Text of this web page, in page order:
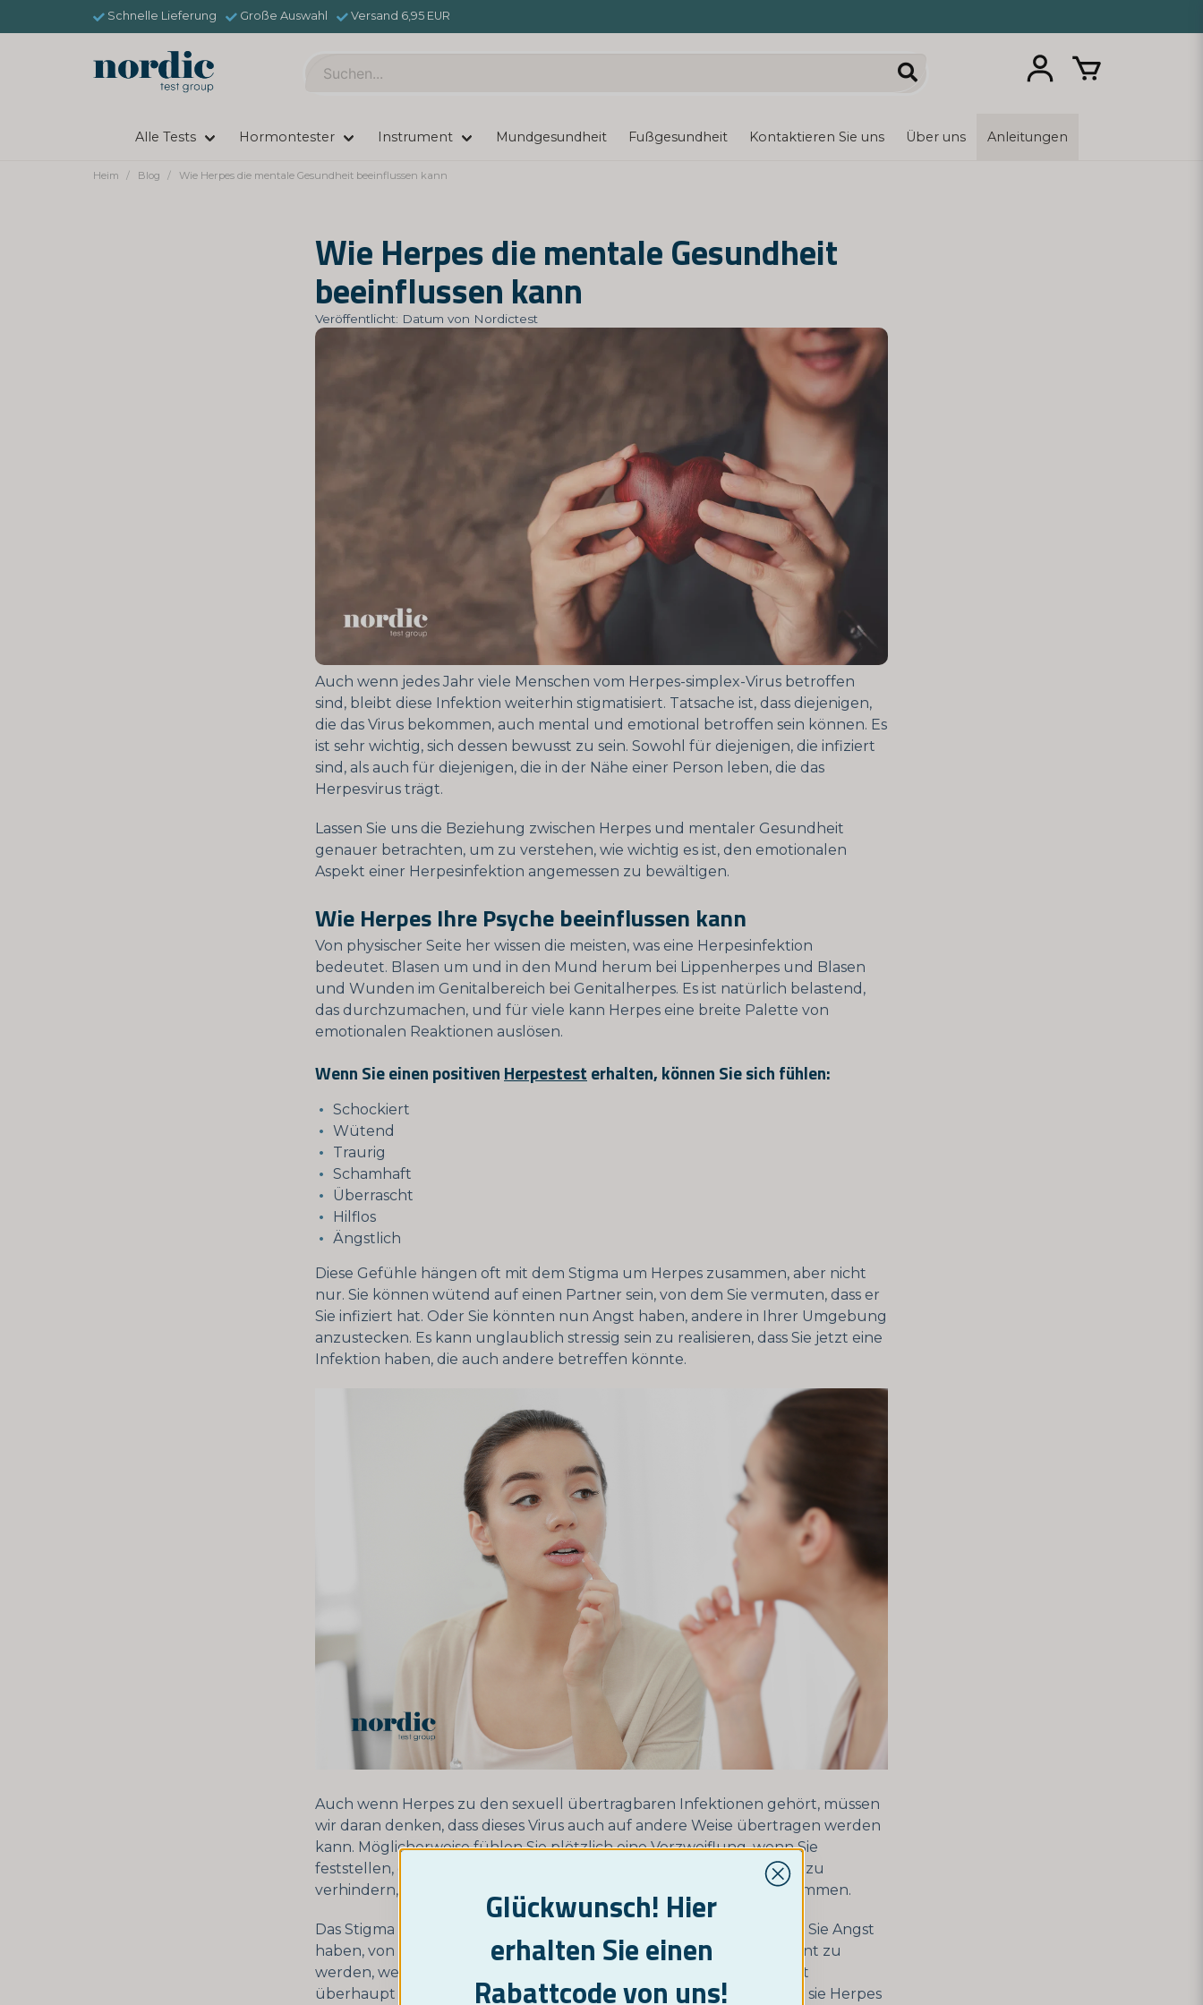
Schnelle Lieferung Große Auswahl Versand 6,95 EUR
Alle Tests Hormontester Instrument Mundgesundheit Fußgesundheit Kontaktieren Sie uns Über uns Anleitungen
Heim Blog Wie Herpes die mentale Gesundheit beeinflussen kann
Wie Herpes die mentale Gesundheit
beeinflussen kann
Veröffentlicht: Datum von Nordictest
Auch wenn jedes Jahr viele Menschen vom Herpes-simplex-Virus betroffen
sind, bleibt diese Infektion weiterhin stigmatisiert. Tatsache ist, dass diejenigen,
die das Virus bekommen, auch mental und emotional betroffen sein können. Es
ist sehr wichtig, sich dessen bewusst zu sein. Sowohl für diejenigen, die infiziert
sind, als auch für diejenigen, die in der Nähe einer Person leben, die das
Herpesvirus trägt.
Lassen Sie uns die Beziehung zwischen Herpes und mentaler Gesundheit
genauer betrachten, um zu verstehen, wie wichtig es ist, den emotionalen
Aspekt einer Herpesinfektion angemessen zu bewältigen.
Wie Herpes Ihre Psyche beeinflussen kann
Von physischer Seite her wissen die meisten, was eine Herpesinfektion
bedeutet. Blasen um und in den Mund herum bei Lippenherpes und Blasen
und Wunden im Genitalbereich bei Genitalherpes. Es ist natürlich belastend,
das durchzumachen, und für viele kann Herpes eine breite Palette von
emotionalen Reaktionen auslösen.
Wenn Sie einen positiven Herpestest erhalten, können Sie sich fühlen:
Schockiert
Wütend
Traurig
Schamhaft
Überrascht
Hilflos
Ängstlich
Diese Gefühle hängen oft mit dem Stigma um Herpes zusammen, aber nicht
nur. Sie können wütend auf einen Partner sein, von dem Sie vermuten, dass er
Sie infiziert hat. Oder Sie könnten nun Angst haben, andere in Ihrer Umgebung
anzustecken. Es kann unglaublich stressig sein zu realisieren, dass Sie jetzt eine
Infektion haben, die auch andere betreffen könnte.
Auch wenn Herpes zu den sexuell übertragbaren Infektionen gehört, müssen
wir daran denken, dass dieses Virus auch auf andere Weise übertragen werden
kann. Möglicherweise fühlen Sie plötzlich eine Verzweiflung, wenn Sie
feststellen, dass es für Sie als Eltern und Partner schwierig sein wird, zu
verhindern, dass andere mit Ihren Körperflüssigkeiten in Kontakt kommen.
Das Stigma selbst kann dazu führen, dass Sie sich isoliert fühlen, weil Sie Angst
haben, von Ihrem Partner und Ihrer Familie verurteilt oder abgelehnt zu
werden, wenn sie es erfahren. Wenn sie es überhaupt erfahren. Es ist
überhaupt nicht ungewöhnlich, dass diejenigen, die feststellen, dass sie Herpes
Glückwunsch! Hier
erhalten Sie einen
Rabattcode von uns!